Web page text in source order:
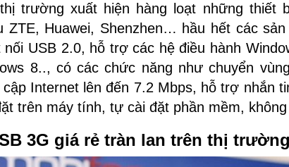
trường xuất hiện hàng loạt những thiết
ZTE, Huawei, Shenzhen… hầu hết các
USB 2.0, hỗ trợ các hệ điều hành
8.., có các chức năng như chuyển
Internet lên đến 7.2 Mbps, hỗ trợ nhắn
trên máy tính, tự cài đặt phần mềm,
3G giá rẻ tràn lan trên thị trường